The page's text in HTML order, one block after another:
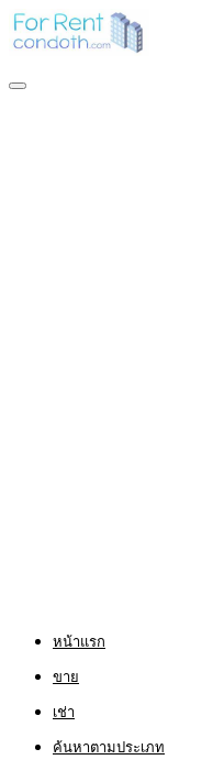
หน้าแรก
ขาย
เช่า
ค้นหาตามประเภท